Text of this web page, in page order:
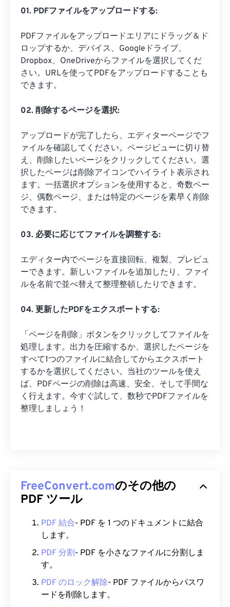
01. PDFファイルをアップロードする:
PDFファイルをアップロードエリアにドラッグ＆ド
ロップするか、デバイス、Googleドライブ、
Dropbox、OneDriveからファイルを選択してくだ
さい。URLを使ってPDFをアップロードすることも
できます。
02. 削除するページを選択:
アップロードが完了したら、エディターページでフ
ァイルを確認してください。ページビューに切り替
え、削除したいページをクリックしてください。選
択したページは削除アイコンでハイライト表示され
ます。一括選択オプションを使用すると、奇数ペー
ジ、偶数ページ、または特定のページを素早く削除
できます。
03. 必要に応じてファイルを調整する:
エディター内でページを直接回転、複製、プレビュ
ーできます。新しいファイルを追加したり、ファイ
ルを名前で並べ替えて整理整頓したりできます。
04. 更新したPDFをエクスポートする:
「ページを削除」ボタンをクリックしてファイルを
処理します。出力を圧縮するか、選択したページを
すべて1つのファイルに結合してからエクスポート
するかを選択してください。当社のツールを使え
ば、PDFページの削除は高速、安全、そして手間な
く行えます。今すぐ試して、数秒でPDFファイルを
整理しましょう！
FreeConvert.comのその他の
PDF ツール
PDF 結合- PDF を 1 つのドキュメントに結合
します。
PDF 分割- PDF を小さなファイルに分割しま
す。
PDF のロック解除- PDF ファイルからパスワ
ードを削除します。